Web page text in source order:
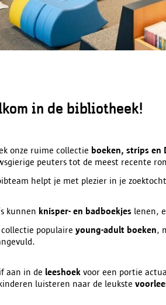
in de bibliotheek!
onze ruime collectie boeken, strips en
peuters tot de meest recente
helpt je met plezier in je
kunnen knisper- en badboekjes lenen,
collectie populaire young-adult boeken,
aan in de leeshoek voor een portie
luisteren naar de leukste